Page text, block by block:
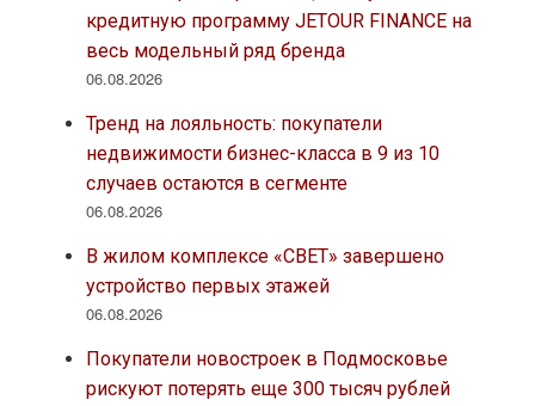
кредитную программу JETOUR FINANCE на
весь модельный ряд бренда
06.08.2026
Тренд на лояльность: покупатели
недвижимости бизнес-класса в 9 из 10
случаев остаются в сегменте
06.08.2026
В жилом комплексе «СВЕТ» завершено
устройство первых этажей
06.08.2026
Покупатели новостроек в Подмосковье
рискуют потерять еще 300 тысяч рублей